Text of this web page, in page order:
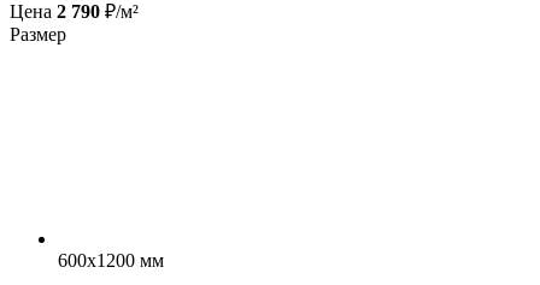
Цена 2 790 ₽/м²
Размер
600x1200 мм